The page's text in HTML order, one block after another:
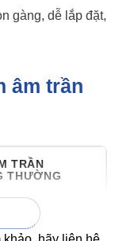
gàng, dễ lắp đặt,
âm trần
TRẦN
THƯỜNG